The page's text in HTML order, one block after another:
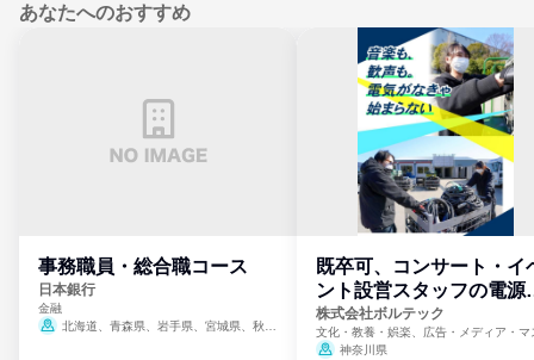
あなたへのおすすめ
事務職員・総合職コース
日本銀行
金融
北海道、青森県、岩手県、宮城県、秋田
既卒可、コンサート・イ
ント設営スタッフの電源
門
株式会社ボルテック
文化・教養・娯楽、広告・メディア・マ
ミ、電力・ガス・水道・エネルギー
神奈川県